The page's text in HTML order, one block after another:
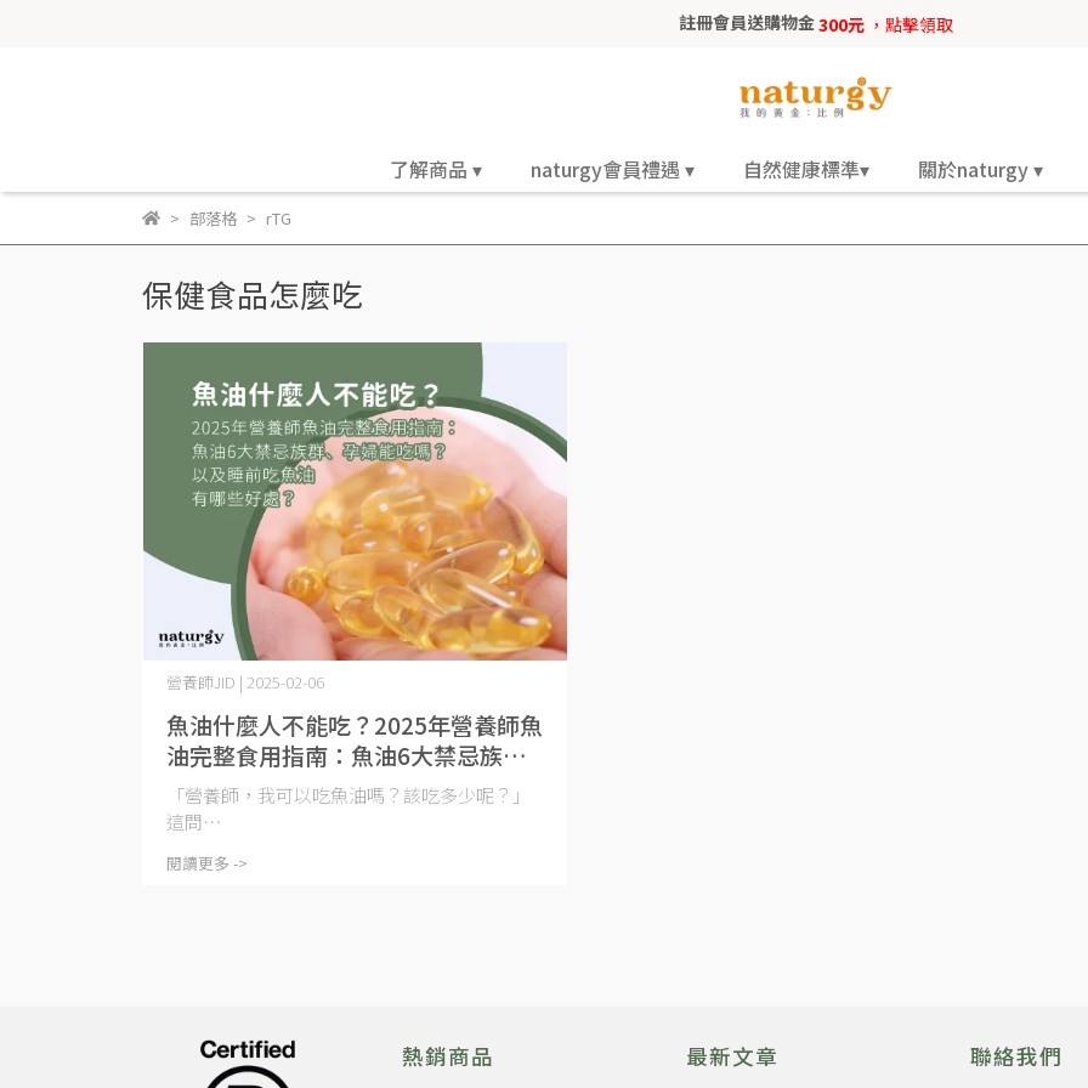
註冊會員送購物金300元 ，點擊領取
了解商品 ▾ naturgy會員禮遇 ▾ 自然健康標準▾ 關於naturgy ▾
部落格 rTG
保健食品怎麼吃
魚油什麼人不能吃？2025年營養師魚
油完整食用指南：魚油6大禁忌族
群、孕婦能吃嗎？以及睡前吃魚油有
哪些好處？
營養師JID | 2025-02-06
「營養師，我可以吃魚油嗎？該吃多少呢？」
這問⋯
閱讀更多 ->
熱銷商品 最新文章 聯絡我們